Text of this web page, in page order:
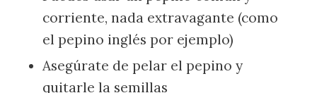
corriente, nada extravagante (como
el pepino inglés por ejemplo)
Asegúrate de pelar el pepino y
quitarle la semillas